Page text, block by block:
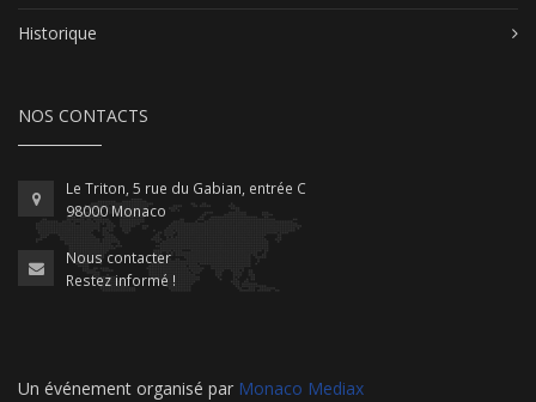
Historique
NOS CONTACTS
Le Triton, 5 rue du Gabian, entrée C
98000 Monaco
Nous contacter
Restez informé !
Un événement organisé par Monaco Mediax